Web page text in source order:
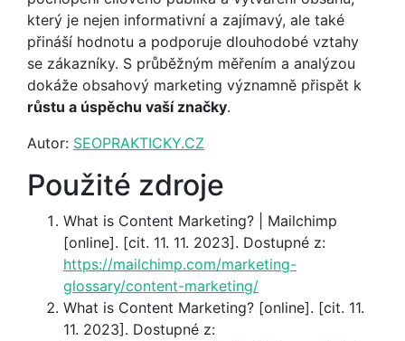
který je nejen informativní a zajímavý, ale také
přináší hodnotu a podporuje dlouhodobé vztahy
se zákazníky. S průběžným měřením a analýzou
dokáže obsahový marketing významně přispět k
růstu a úspěchu vaší značky.
Autor: SEOPRAKTICKY.CZ
Použité zdroje
What is Content Marketing? | Mailchimp
[online]. [cit. 11. 11. 2023]. Dostupné z:
https://mailchimp.com/marketing-
glossary/content-marketing/
What is Content Marketing? [online]. [cit. 11.
11. 2023]. Dostupné z: